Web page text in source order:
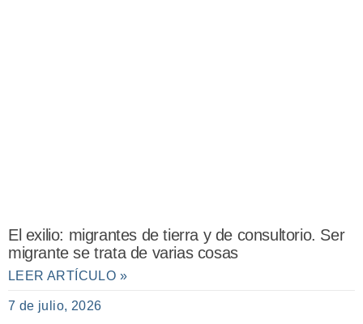
El exilio: migrantes de tierra y de consultorio. Ser
migrante se trata de varias cosas
LEER ARTÍCULO »
7 de julio, 2026